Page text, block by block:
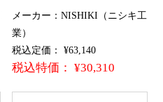
メーカー：NISHIKI（ニシキ工
業）
税込定価： ¥63,140
税込特価： ¥30,310